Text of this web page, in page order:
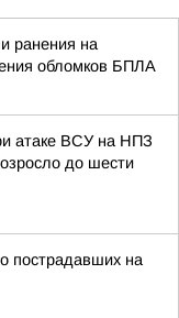
ранения на
обломков БПЛА
атаке ВСУ на НПЗ
до шести
пострадавших на